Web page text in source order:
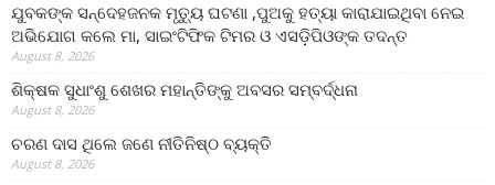
ଯୁବକଙ୍କ ସନ୍ଦେହଜନକ ମୃତ୍ୟୁ ଘଟଣା ,ପୁଅକୁ ହତ୍ୟା କାରାଯାଇଥିବା ନେଇ
ଅଭିଯୋଗ କଲେ ମା, ସାଇଂଟିଫିକ ଟିମର ଓ ଏସଡ଼ିପିଓଙ୍କ ତଦନ୍ତ
August 8, 2026
ଶିକ୍ଷକ ସୁଧାଂଶୁ ଶେଖର ମହାନ୍ତିଙ୍କୁ ଅବସର ସମ୍ବର୍ଦ୍ଧନା
August 8, 2026
ଚରଣ ଦାସ ଥିଲେ ଜଣେ ନୀତିନିଷ୍ଠ ବ୍ୟକ୍ତି
August 8, 2026